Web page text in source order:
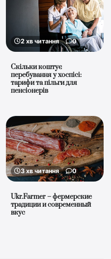
2 хв читання 0
Скільки коштує
перебування у хоспісі:
тарифи та пільги для
пенсіонерів
3 хв читання 0
Ukr.Farmer – фермерские
традиции и современный
вкус